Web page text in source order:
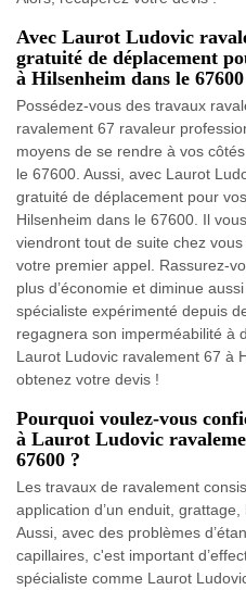
Avec Laurot Ludovic
gratuité de déplacement
à Hilsenheim dans le
Possédez-vous des travaux
ravalement 67 ravaleur
moyens de se rendre à vos
le 67600. Aussi, avec Laurot
gratuité de déplacement pour
Hilsenheim dans le 67600. Il
viendront tout de suite chez
votre premier appel. Rassurez-
plus d’économie et diminue
spécialiste expérimenté depuis
regagnera son imperméabilité à
Laurot Ludovic ravalement 67 à
obtenez votre devis !
Pourquoi voulez-vous
à Laurot Ludovic
67600 ?
Les travaux de ravalement
application d’un enduit,
Aussi, avec des problèmes
capillaires, c'est important
spécialiste comme Laurot